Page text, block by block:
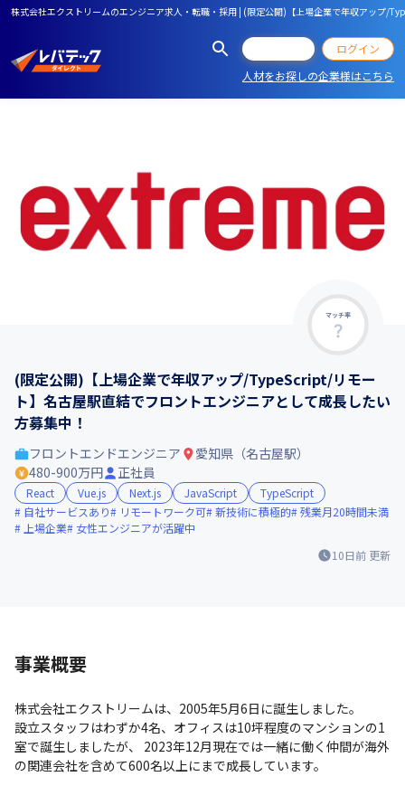
株式会社エクストリームのエンジニア求人・転職・採用 | (限定公開)【上場企業で年収アップ/
ログイン
人材をお探しの企業様はこちら
マッチ率
(限定公開)【上場企業で年収アップ/TypeScript/リモー
ト】名古屋駅直結でフロントエンジニアとして成長したい
方募集中！
10日前 更新
フロントエンドエンジニア
愛知県（名古屋駅）
480-900万円
正社員
React Vue.js Next.js JavaScript
TypeScript
自社サービスあり
リモートワーク可 新技術に積極的 残業月20時間未満
上場企業
女性エンジニアが活躍中
事業概要
株式会社エクストリームは、2005年5月6日に誕生しました。
設立スタッフはわずか4名、オフィスは10坪程度のマンションの1
室で誕生しましたが、 2023年12月現在では一緒に働く仲間が海外
の関連会社を含めて600名以上にまで成長しています。